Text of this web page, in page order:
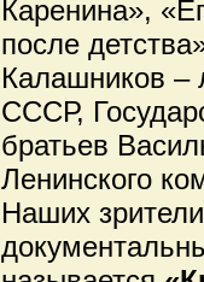
Каренина»,
после
Калашников –
СССР,
братьев
Ленинского
Наших